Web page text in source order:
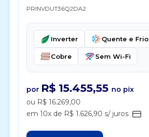
PRINVDUT36Q2DA2
Inverter Quente e Frio
Cobre Sem Wi-Fi
por R$ 15.455,55 no pix
ou R$ 16.269,00
em 10x de R$ 1.626,90 s/ juros